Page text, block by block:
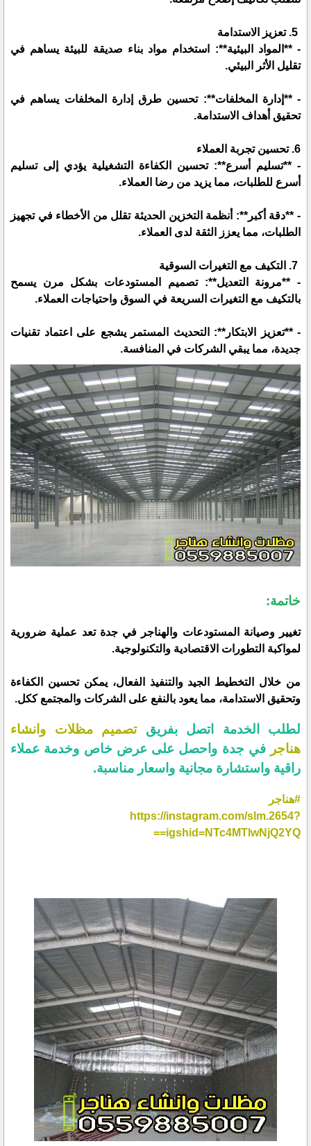
- **المواد البيئية**: استخدام مواد بناء صديقة للبيئة يساهم في
تقليل الأثر البيئي.
- **إدارة المخلفات**: تحسين طرق إدارة المخلفات يساهم في
تحقيق أهداف الاستدامة.
6. تحسين تجربة العملاء
- **تسليم أسرع**: تحسين الكفاءة التشغيلية يؤدي إلى تسليم
أسرع للطلبات، مما يزيد من رضا العملاء.
- **دقة أكبر**: أنظمة التخزين الحديثة تقلل من الأخطاء في تجهيز
الطلبات، مما يعزز الثقة لدى العملاء.
- **مرونة التعديل**: تصميم المستودعات بشكل مرن يسمح
بالتكيف مع التغيرات السريعة في السوق واحتياجات العملاء.
- **تعزيز الابتكار**: التحديث المستمر يشجع على اعتماد تقنيات
جديدة، مما يبقي الشركات في المنافسة.
خاتمة:
تغيير وصيانة المستودعات والهناجر في جدة تعد عملية ضرورية
لمواكبة التطورات الاقتصادية والتكنولوجية.
من خلال التخطيط الجيد والتنفيذ الفعال، يمكن تحسين الكفاءة
وتحقيق الاستدامة، مما يعود بالنفع على الشركات والمجتمع ككل.
لطلب الخدمة اتصل بفريقتصميم مظلات وانشاء
هناجر في جدة واحصل على عرض خاص وخدمة عملاء
راقية واستشارة مجانية واسعار مناسبة.
#هناجر
https://instagram.com/slm.2654?
igshid=NTc4MTIwNjQ2YQ==